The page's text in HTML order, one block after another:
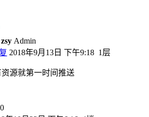
zsy Admin
2018年9月13日 下午9:18 1层
资源就第一时间推送
0